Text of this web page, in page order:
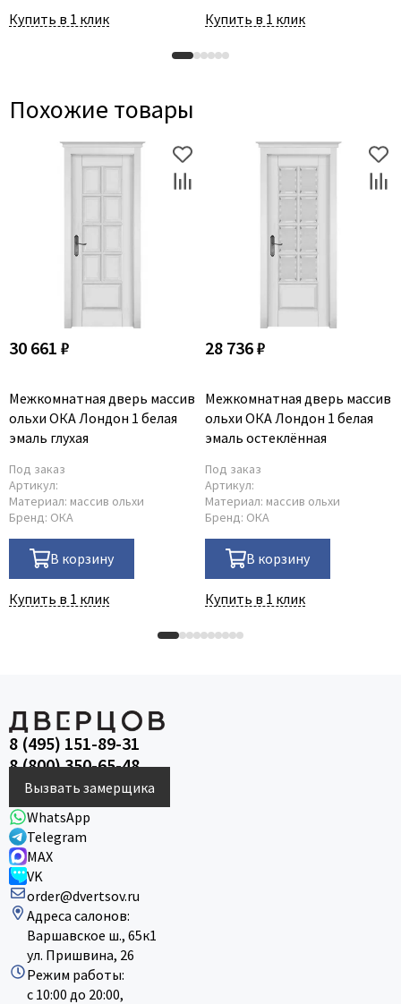
Купить в 1 клик Купить в 1 клик
Похожие товары
30 661 ₽
Межкомнатная дверь массив
ольхи ОКА Лондон 1 белая
эмаль глухая
Под заказ
Артикул:
Материал: массив ольхи
Бренд: ОКА
В корзину
Купить в 1 клик
28 736 ₽
Межкомнатная дверь массив
ольхи ОКА Лондон 1 белая
эмаль остеклённая
Под заказ
Артикул:
Материал: массив ольхи
Бренд: ОКА
В корзину
Купить в 1 клик
8 (495) 151-89-31
8 (800) 350-65-48
Вызвать замерщика
WhatsApp
Telegram
MAX
VK
order@dvertsov.ru
Адреса салонов:
Варшавское ш., 65к1
ул. Пришвина, 26
Режим работы:
с 10:00 до 20:00,